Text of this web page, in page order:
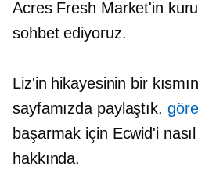
Acres Fresh Market'in
sohbet ediyoruz.
Liz'in hikayesinin bir
sayfamızda paylaştık. göre
başarmak için Ecwid'i nasıl
hakkında.